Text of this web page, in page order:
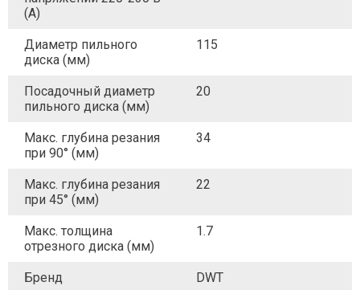
(А)
Диаметр пильного
диска (мм)
115
Посадочный диаметр
пильного диска (мм)
20
Макс. глубина резания
при 90° (мм)
34
Макс. глубина резания
при 45° (мм)
22
Макс. толщина
отрезного диска (мм)
1.7
Бренд DWT